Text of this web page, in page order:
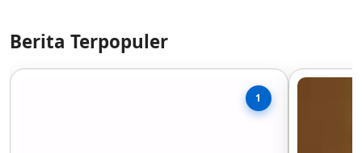
Berita Terpopuler
1